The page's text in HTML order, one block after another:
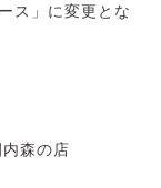
ス」に変更とな
森の店